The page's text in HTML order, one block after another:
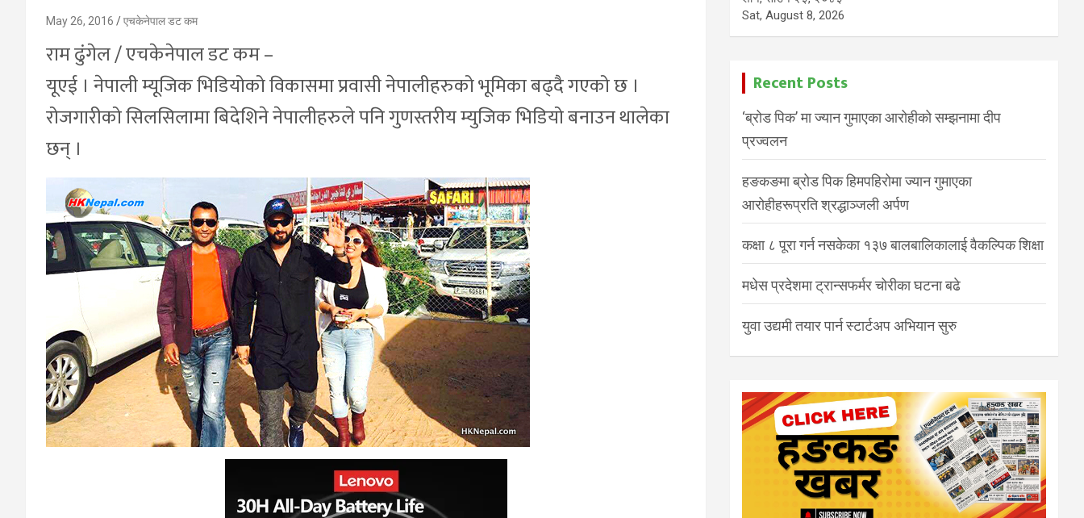
May 26, 2016 एचकेनेपाल डट कम
राम ढुंगेल / एचकेनेपाल डट कम –
यूएई । नेपाली म्यूजिक भिडियोको विकासमा प्रवासी नेपालीहरुको भूमिका बढ्दै गएको छ ।
रोजगारीको सिलसिलामा बिदेशिने नेपालीहरुले पनि गुणस्तरीय म्युजिक भिडियो बनाउन थालेका
छन् ।
Sat, August 8, 2026
Recent Posts
‘ब्रोड पिक’ मा ज्यान गुमाएका आरोहीको सम्झनामा दीप
प्रज्वलन
हङकङमा ब्रोड पिक हिमपहिरोमा ज्यान गुमाएका
आरोहीहरूप्रति श्रद्धाञ्जली अर्पण
कक्षा ८ पूरा गर्न नसकेका १३७ बालबालिकालाई वैकल्पिक शिक्षा
मधेस प्रदेशमा ट्रान्सफर्मर चोरीका घटना बढे
युवा उद्यमी तयार पार्न स्टार्टअप अभियान सुरु